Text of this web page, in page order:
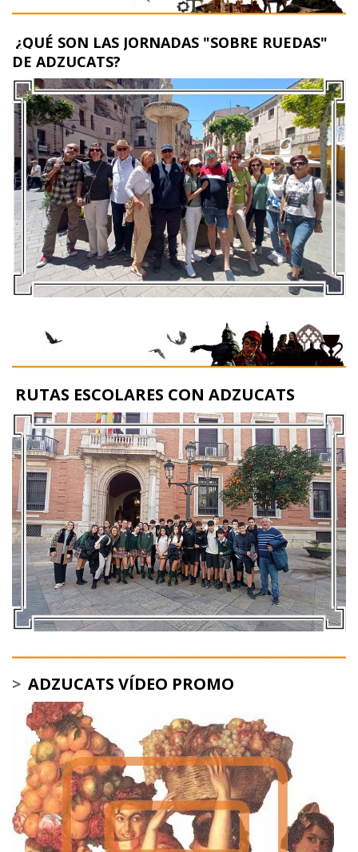
¿QUÉ SON LAS JORNADAS "SOBRE RUEDAS"
DE ADZUCATS?
RUTAS ESCOLARES CON ADZUCATS
> ADZUCATS VÍDEO PROMO